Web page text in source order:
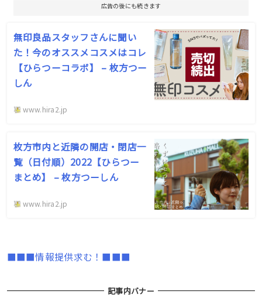
広告の後にも続きます
無印良品スタッフさんに聞い
た！今のオススメコスメはコレ
【ひらつーコラボ】 – 枚方つー
しん
www.hira2.jp
枚方市内と近隣の開店・閉店一
覧（日付順）2022【ひらつー
まとめ】 – 枚方つーしん
www.hira2.jp
■■■情報提供求む！■■■
記事内バナー